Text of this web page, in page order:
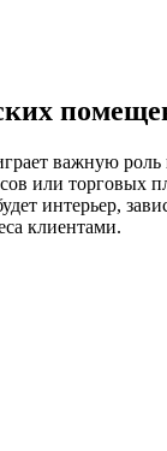
важную
или торговых
интерьер,
клиентами.